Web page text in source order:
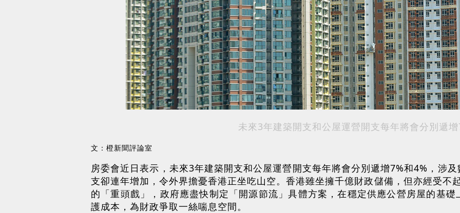
未來3年建築開支和公屋運營開支每年將會分別遞
文：橙新聞評論室
房委會近日表示，未來3年建築開支和公屋運營開支每年將會分別遞增7%和4%，涉
支卻連年增加，令外界擔憂香港正坐吃山空。香港雖坐擁千億財政儲備，但亦經受不
的「重頭戲」，政府應盡快制定「開源節流」具體方案，在穩定供應公營房屋的基
護成本，為財政爭取一絲喘息空間。